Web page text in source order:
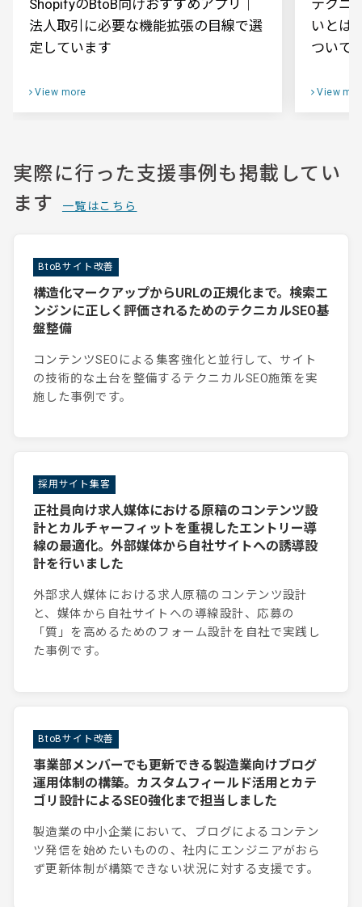
ShopifyのBtoB向けおすすめアプリ｜
法人取引に必要な機能拡張の目線で選
定しています
View more
テクニ
いとは
ついて
View
実際に行った支援事例も掲載してい
ます
一覧はこちら
BtoBサイト改善
構造化マークアップからURLの正規化まで。検索エ
ンジンに正しく評価されるためのテクニカルSEO基
盤整備
コンテンツSEOによる集客強化と並行して、サイト
の技術的な土台を整備するテクニカルSEO施策を実
施した事例です。
採用サイト集客
正社員向け求人媒体における原稿のコンテンツ設
計とカルチャーフィットを重視したエントリー導
線の最適化。外部媒体から自社サイトへの誘導設
計を行いました
外部求人媒体における求人原稿のコンテンツ設計
と、媒体から自社サイトへの導線設計、応募の
「質」を高めるためのフォーム設計を自社で実践し
た事例です。
BtoBサイト改善
事業部メンバーでも更新できる製造業向けブログ
運用体制の構築。カスタムフィールド活用とカテ
ゴリ設計によるSEO強化まで担当しました
製造業の中小企業において、ブログによるコンテン
ツ発信を始めたいものの、社内にエンジニアがおら
ず更新体制が構築できない状況に対する支援です。